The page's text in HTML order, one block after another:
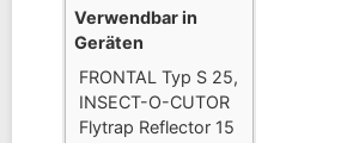
Verwendbar in
Geräten
FRONTAL Typ S 25,
INSECT-O-CUTOR
Flytrap Reflector 15